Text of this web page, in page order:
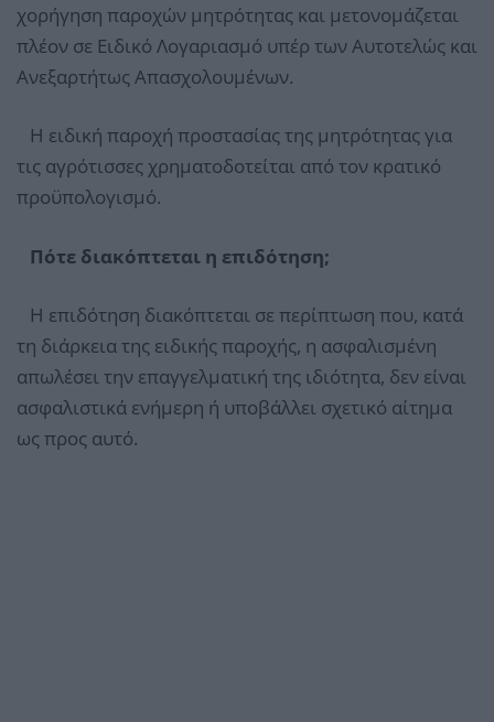
χορήγηση παροχών μητρότητας και μετονομάζεται
πλέον σε Ειδικό Λογαριασμό υπέρ των Αυτοτελώς και
Ανεξαρτήτως Απασχολουμένων.
Η ειδική παροχή προστασίας της μητρότητας για
τις αγρότισσες χρηματοδοτείται από τον κρατικό
προϋπολογισμό.
Πότε διακόπτεται η επιδότηση;
Η επιδότηση διακόπτεται σε περίπτωση που, κατά
τη διάρκεια της ειδικής παροχής, η ασφαλισμένη
απωλέσει την επαγγελματική της ιδιότητα, δεν είναι
ασφαλιστικά ενήμερη ή υποβάλλει σχετικό αίτημα
ως προς αυτό.